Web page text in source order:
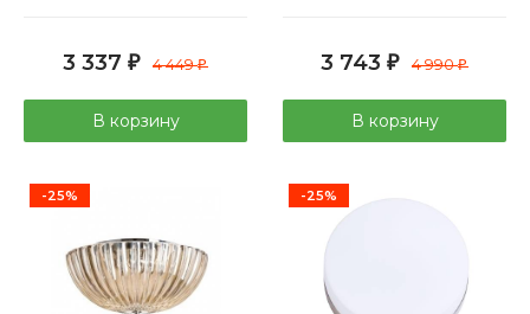
3 337 ₽ 4 449₽
В корзину
3 743 ₽ 4 990₽
В корзину
-25% -25%